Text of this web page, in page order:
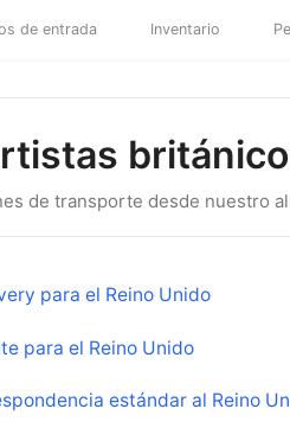
de entrada Inventario
de transporte desde nuestro
para el Reino Unido
para el Reino Unido
estándar al Reino